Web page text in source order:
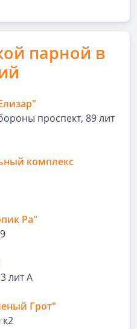
парной в
проспект, 89 лит
комплекс
Ра"
лит А
Грот"